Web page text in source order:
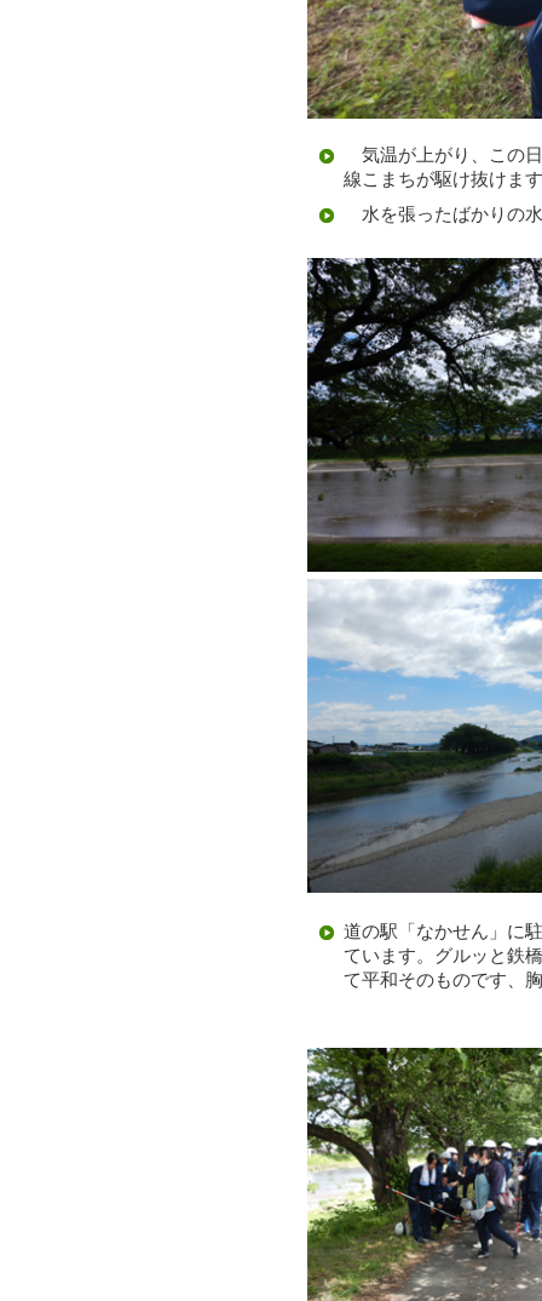
気温が上がり、この
線こまちが駆け抜けま
水を張ったばかりの
道の駅「なかせん」に
ています。グルッと鉄
て平和そのものです、